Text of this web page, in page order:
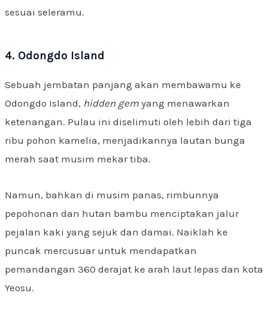
sesuai seleramu.
4. Odongdo Island
Sebuah jembatan panjang akan membawamu ke
Odongdo Island, hidden gem yang menawarkan
ketenangan. Pulau ini diselimuti oleh lebih dari tiga
ribu pohon kamelia, menjadikannya lautan bunga
merah saat musim mekar tiba.
Namun, bahkan di musim panas, rimbunnya
pepohonan dan hutan bambu menciptakan jalur
pejalan kaki yang sejuk dan damai. Naiklah ke
puncak mercusuar untuk mendapatkan
pemandangan 360 derajat ke arah laut lepas dan kota
Yeosu.